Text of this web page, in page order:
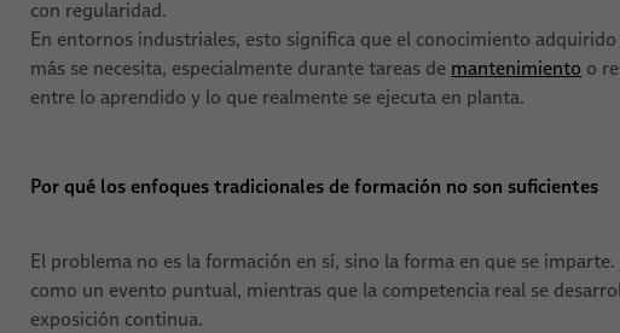
con regularidad.
En entornos industriales, esto significa que el conocimiento
más se necesita, especialmente durante tareas de mantenimiento o
entre lo aprendido y lo que realmente se ejecuta en planta.
Por qué los enfoques tradicionales de formación no son suficientes
El problema no es la formación en sí, sino la forma en que se
como un evento puntual, mientras que la competencia real se
exposición continua.